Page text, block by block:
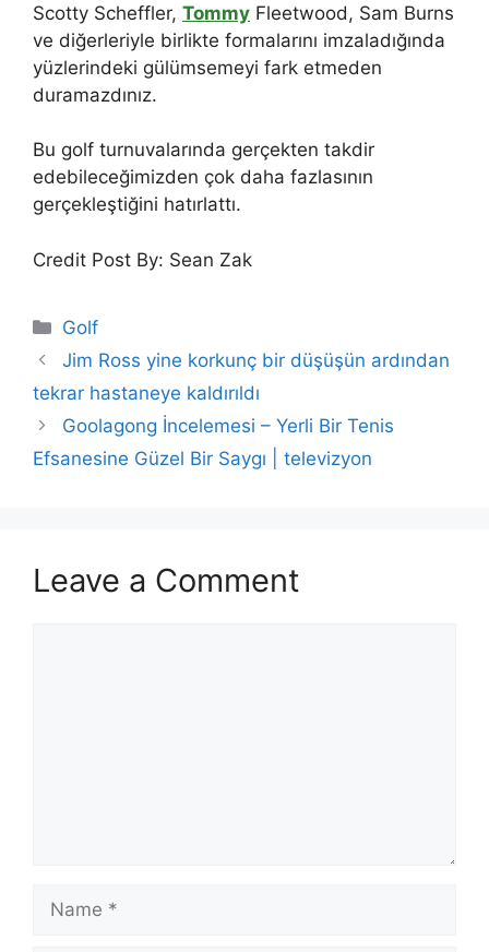
Scotty Scheffler, Tommy Fleetwood, Sam Burns
ve diğerleriyle birlikte formalarını imzaladığında
yüzlerindeki gülümsemeyi fark etmeden
duramazdınız.
Bu golf turnuvalarında gerçekten takdir
edebileceğimizden çok daha fazlasının
gerçekleştiğini hatırlattı.
Credit Post By: Sean Zak
Categories
Golf
Jim Ross yine korkunç bir düşüşün ardından
tekrar hastaneye kaldırıldı
Goolagong İncelemesi – Yerli Bir Tenis
Efsanesine Güzel Bir Saygı | televizyon
Leave a Comment